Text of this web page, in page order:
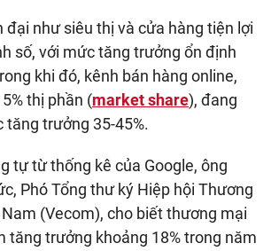
đại như siêu thị và cửa hàng tiện lợi
số, với mức tăng trưởng ổn định
khi đó, kênh bán hàng online,
thị phần (market share), đang
tăng trưởng 35-45%.
tự từ thống kê của Google, ông
Phó Tổng thư ký Hiệp hội Thương
(Vecom), cho biết thương mại
tăng trưởng khoảng 18% trong năm